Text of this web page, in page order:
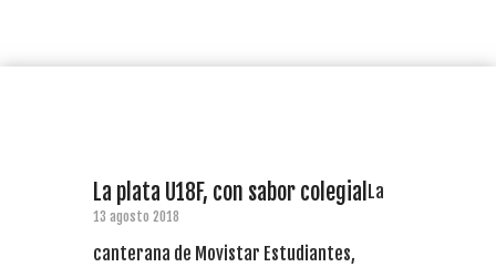
La plata U18F, con sabor colegial
13 agosto 2018
La
canterana de Movistar Estudiantes,